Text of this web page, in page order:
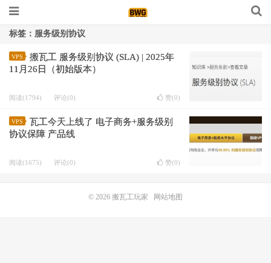
标签：服务级别协议
VPS
搬瓦工 服务级别协议 (SLA) | 2025年
11月26日（初始版本）
阅读(1794) 评论(0) 赞(0)
VPS
瓦工今天上线了 电子商务+服务级别
协议保障 产品线
阅读(1675) 评论(0) 赞(0)
© 2026 搬瓦工玩家 网站地图